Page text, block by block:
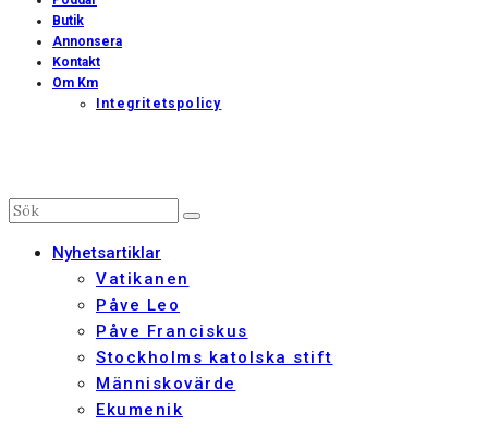
Butik
Annonsera
Kontakt
Om Km
Integritetspolicy
Nyhetsartiklar
Vatikanen
Påve Leo
Påve Franciskus
Stockholms katolska stift
Människovärde
Ekumenik